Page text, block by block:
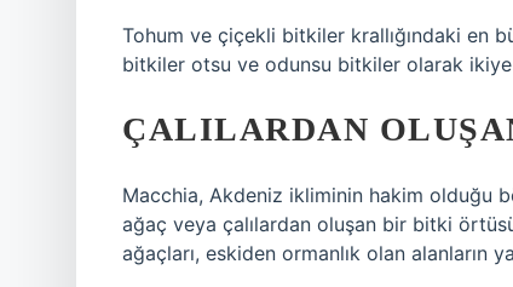
Tohum ve çiçekli bitkiler krallığındaki en
bitkiler otsu ve odunsu bitkiler olarak ikiye
ÇALILARDAN
Macchia, Akdeniz ikliminin hakim olduğu
ağaç veya çalılardan oluşan bir bitki
ağaçları, eskiden ormanlık olan alanların